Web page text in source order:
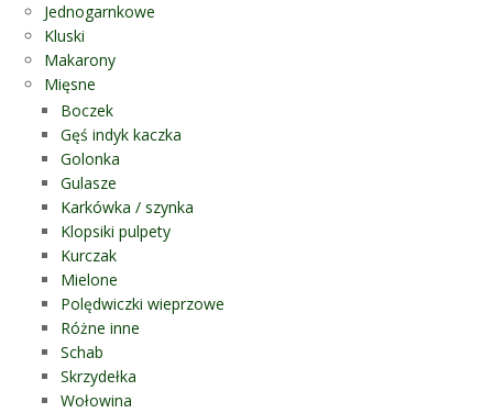
Jednogarnkowe
Kluski
Makarony
Mięsne
Boczek
Gęś indyk kaczka
Golonka
Gulasze
Karkówka / szynka
Klopsiki pulpety
Kurczak
Mielone
Polędwiczki wieprzowe
Różne inne
Schab
Skrzydełka
Wołowina